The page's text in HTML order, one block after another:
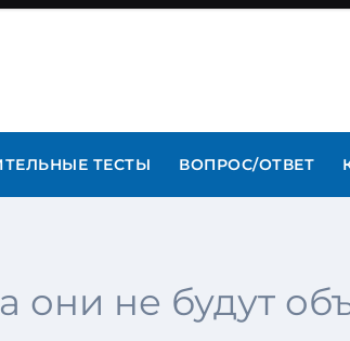
ТЕСТЫ ВОПРОС/ОТВЕТ
они не будут